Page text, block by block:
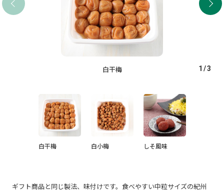
白干梅 1 /3
白干梅 白小梅 しそ風味
ギフト商品と同じ製法、味付けです。食べやすい中粒サイズの紀州